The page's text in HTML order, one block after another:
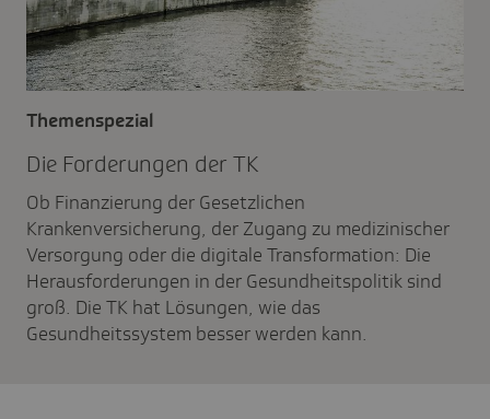
Die Forde­rungen der TK
Themenspezial
Ob Finanzierung der Gesetzlichen
Krankenversicherung, der Zugang zu medizinischer
Versorgung oder die digitale Transformation: Die
Herausforderungen in der Gesundheitspolitik sind
groß. Die TK hat Lösungen, wie das
Gesundheitssystem besser werden kann.